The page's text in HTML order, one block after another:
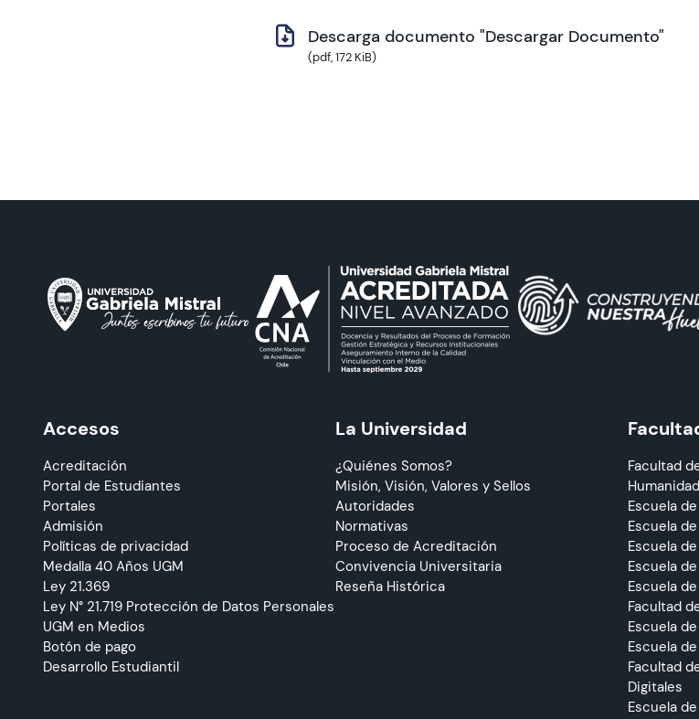
Descarga documento "Descargar Documento"
(pdf, 172 KiB)
Accesos
Acreditación
Portal de Estudiantes
Portales
Admisión
Políticas de privacidad
Medalla 40 Años UGM
Ley 21.369
Ley N° 21.719 Protección de Datos Personales
UGM en Medios
Botón de pago
Desarrollo Estudiantil
La Universidad
¿Quiénes Somos?
Misión, Visión, Valores y Sellos
Autoridades
Normativas
Proceso de Acreditación
Convivencia Universitaria
Reseña Histórica
Facultad
Escuela
Escuela
Escuela
Escuela
Escuela
Facultad
Escuela
Escuela
Facultad
Digitales
Escuela